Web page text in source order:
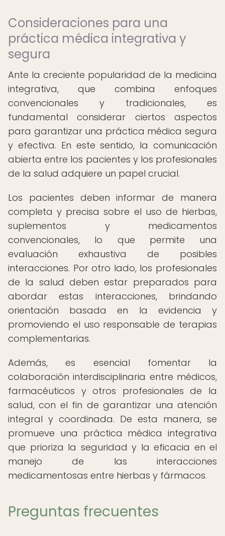
Consideraciones para una
práctica médica integrativa y
segura
Ante la creciente popularidad de la medicina
integrativa, que combina enfoques
convencionales y tradicionales, es
fundamental considerar ciertos aspectos
para garantizar una práctica médica segura
y efectiva. En este sentido, la comunicación
abierta entre los pacientes y los profesionales
de la salud adquiere un papel crucial.
Los pacientes deben informar de manera
completa y precisa sobre el uso de hierbas,
suplementos y medicamentos
convencionales, lo que permite una
evaluación exhaustiva de posibles
interacciones. Por otro lado, los profesionales
de la salud deben estar preparados para
abordar estas interacciones, brindando
orientación basada en la evidencia y
promoviendo el uso responsable de terapias
complementarias.
Además, es esencial fomentar la
colaboración interdisciplinaria entre médicos,
farmacéuticos y otros profesionales de la
salud, con el fin de garantizar una atención
integral y coordinada. De esta manera, se
promueve una práctica médica integrativa
que prioriza la seguridad y la eficacia en el
manejo de las interacciones
medicamentosas entre hierbas y fármacos.
Preguntas frecuentes